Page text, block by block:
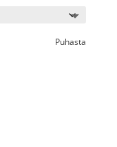
Puhasta